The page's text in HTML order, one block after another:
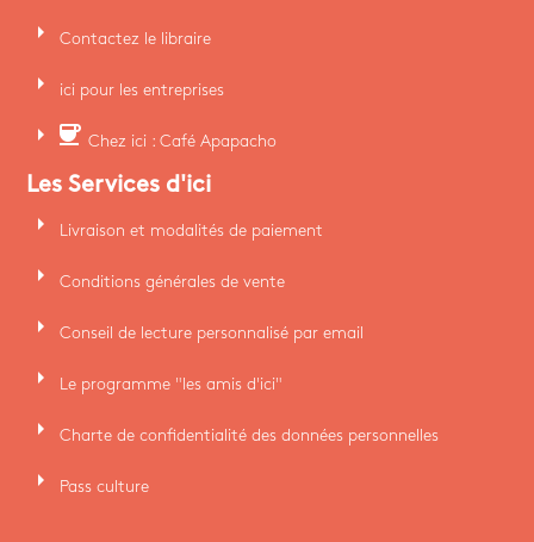
arrow_right Contactez le libraire
arrow_right ici pour les entreprises
arrow_right coffee Chez ici : Café Apapacho
Les Services d'ici
arrow_right Livraison et modalités de paiement
arrow_right Conditions générales de vente
arrow_right Conseil de lecture personnalisé par email
arrow_right Le programme "les amis d'ici"
arrow_right Charte de confidentialité des données personnelles
arrow_right Pass culture